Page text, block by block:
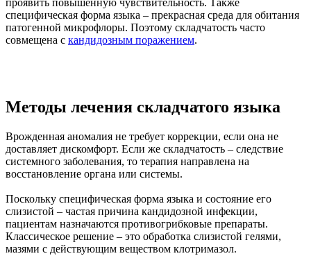
проявить повышенную чувствительность. Также
специфическая форма языка – прекрасная среда для обитания
патогенной микрофлоры. Поэтому складчатость часто
совмещена с кандидозным поражением.
Методы лечения складчатого языка
Врожденная аномалия не требует коррекции, если она не
доставляет дискомфорт. Если же складчатость – следствие
системного заболевания, то терапия направлена на
восстановление органа или системы.
Поскольку специфическая форма языка и состояние его
слизистой – частая причина кандидозной инфекции,
пациентам назначаются противогрибковые препараты.
Классическое решение – это обработка слизистой гелями,
мазями с действующим веществом клотримазол.